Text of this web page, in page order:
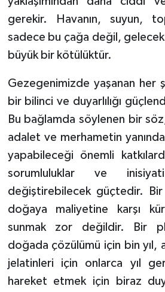
gerekir. Havanın, suyun,
sadece bu çağa değil, gelecek
büyük bir kötülüktür.
Gezegenimizde yaşanan her
bir bilinci ve duyarlılığı
Bu bağlamda söylenen bir
adalet ve merhametin
yapabileceği önemli
sorumluluklar ve
değiştirebilecek güçtedir. Bir
doğaya maliyetine karşı
sunmak zor değildir. Bir
doğada çözülümü için bin yıl,
jelatinleri için onlarca yıl
hareket etmek için biraz